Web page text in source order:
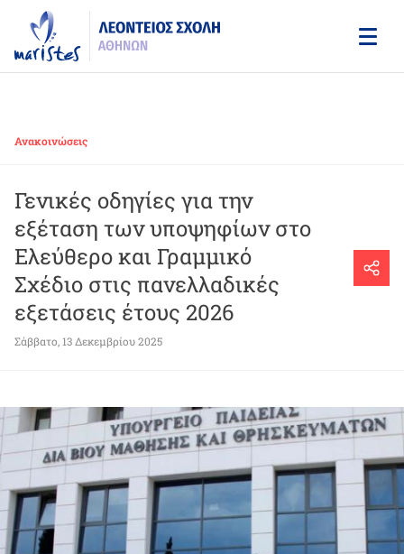
main
content
Ανακοινώσεις
Γενικές οδηγίες για την
εξέταση των υποψηφίων στο
Ελεύθερο και Γραμμικό
Σχέδιο στις πανελλαδικές
εξετάσεις έτους 2026
Σάββατο, 13 Δεκεμβρίου 2025